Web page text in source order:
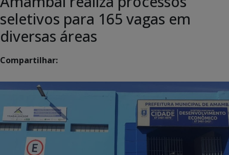
seletivos para 165 vagas em
diversas áreas
Compartilhar: